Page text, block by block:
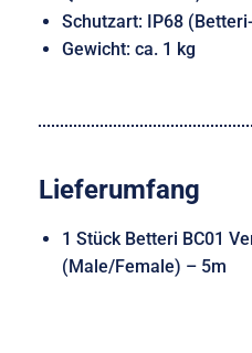
Schutzart: IP68
Gewicht: ca. 1 kg
Lieferumfang
1 Stück Betteri BC01
(Male/Female) – 5m